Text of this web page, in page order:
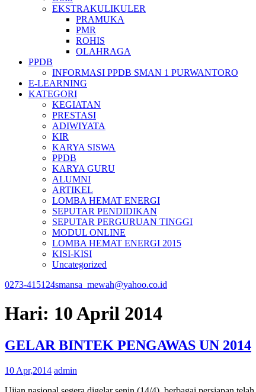
EKSTRAKULIKULER
PRAMUKA
PMR
ROHIS
OLAHRAGA
PPDB
INFORMASI PPDB SMAN 1 PURWANTORO
E-LEARNING
KATEGORI
KEGIATAN
PRESTASI
ADIWIYATA
KIR
KARYA SISWA
PPDB
KARYA GURU
ALUMNI
ARTIKEL
LOMBA HEMAT ENERGI
SEPUTAR PENDIDIKAN
SEPUTAR PERGURUAN TINGGI
MODUL ONLINE
LOMBA HEMAT ENERGI 2015
KISI-KISI
Uncategorized
0273-415124smansa_mewah@yahoo.co.id
Hari: 10 April 2014
GELAR BINTEK PENGAWAS UN 2014
10 Apr,2014 admin